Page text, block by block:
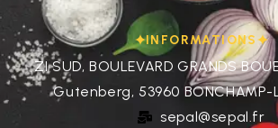
INFORMATIONS
ZI SUD, BOULEVARD GRANDS
Gutenberg, 53960 BONCHAMP-
sepal@sepal.fr